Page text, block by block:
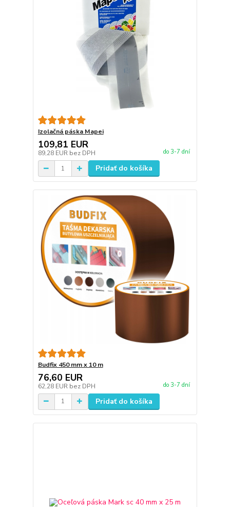
Izolačná páska Mapei
109,81 EUR
89,28 EUR bez DPH do 3-7 dní
Pridať do košíka
Budfix 450 mm x 10 m
76,60 EUR
62,28 EUR bez DPH do 3-7 dní
Pridať do košíka